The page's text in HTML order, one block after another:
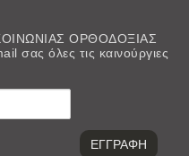
ΚΟΙΝΩΝΙΑΣ ΟΡΘΟΔΟΞΙΑΣ
σας όλες τις καινούργιες